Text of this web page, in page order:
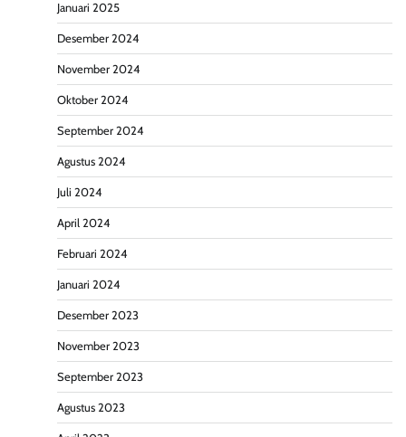
Januari 2025
Desember 2024
November 2024
Oktober 2024
September 2024
Agustus 2024
Juli 2024
April 2024
Februari 2024
Januari 2024
Desember 2023
November 2023
September 2023
Agustus 2023